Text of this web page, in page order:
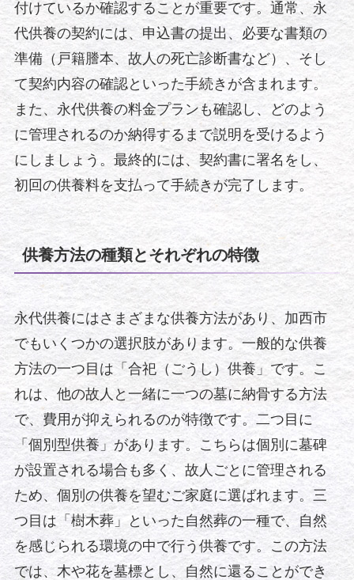
付けているか確認することが重要です。通常、永
代供養の契約には、申込書の提出、必要な書類の
準備（戸籍謄本、故人の死亡診断書など）、そし
て契約内容の確認といった手続きが含まれます。
また、永代供養の料金プランも確認し、どのよう
に管理されるのか納得するまで説明を受けるよう
にしましょう。最終的には、契約書に署名をし、
初回の供養料を支払って手続きが完了します。
供養方法の種類とそれぞれの特徴
永代供養にはさまざまな供養方法があり、加西市
でもいくつかの選択肢があります。一般的な供養
方法の一つ目は「合祀（ごうし）供養」です。こ
れは、他の故人と一緒に一つの墓に納骨する方法
で、費用が抑えられるのが特徴です。二つ目に
「個別型供養」があります。こちらは個別に墓碑
が設置される場合も多く、故人ごとに管理される
ため、個別の供養を望むご家庭に選ばれます。三
つ目は「樹木葬」といった自然葬の一種で、自然
を感じられる環境の中で行う供養です。この方法
では、木や花を墓標とし、自然に還ることができ